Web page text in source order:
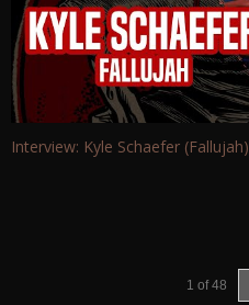
Interview: Kyle Schaefer (Fallujah)
1 of 48